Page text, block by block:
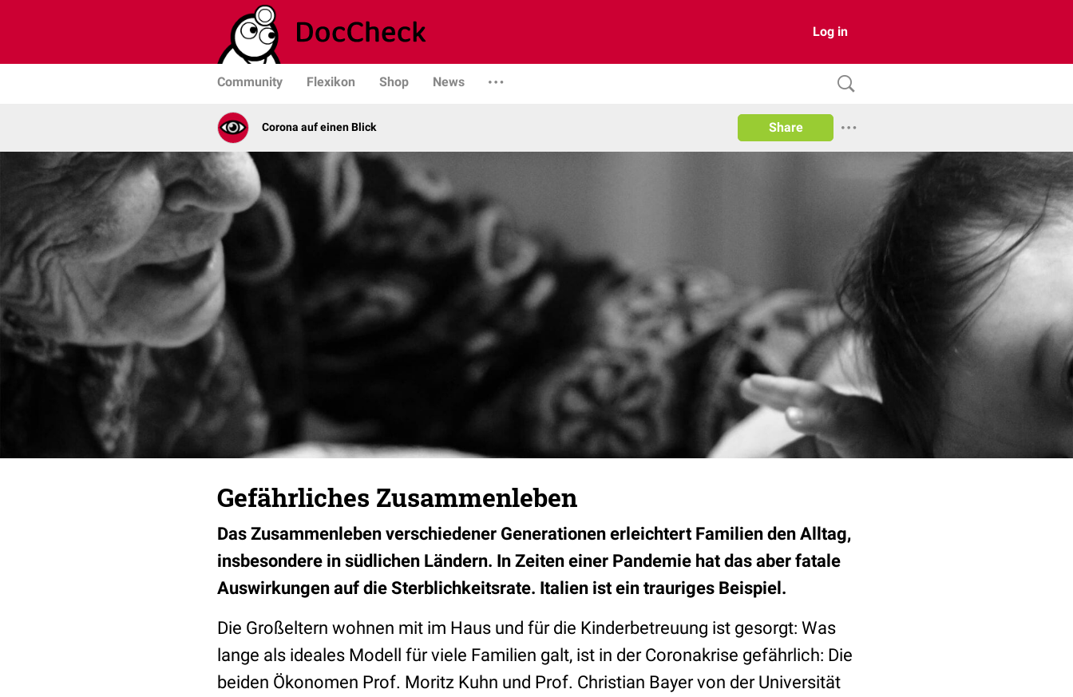
Log in
Community Flexikon Shop News
Corona auf einen Blick Share
Gefährliches Zusammenleben
Das Zusammenleben verschiedener Generationen erleichtert Familien den Alltag,
insbesondere in südlichen Ländern. In Zeiten einer Pandemie hat das aber fatale
Auswirkungen auf die Sterblichkeitsrate. Italien ist ein trauriges Beispiel.
Die Großeltern wohnen mit im Haus und für die Kinderbetreuung ist gesorgt: Was
lange als ideales Modell für viele Familien galt, ist in der Coronakrise gefährlich: Die
beiden Ökonomen Prof. Moritz Kuhn und Prof. Christian Bayer von der Universität